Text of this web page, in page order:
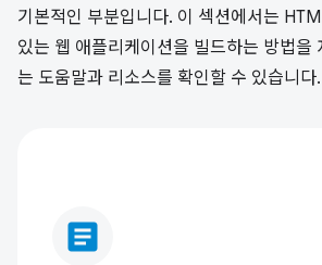
기본적인 부분입니다. 이 섹션에서는
있는 웹 애플리케이션을 빌드하는 방법을
는 도움말과 리소스를 확인할 수 있습니다.
article